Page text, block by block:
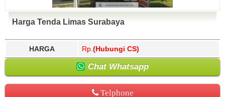
Harga Tenda Limas Surabaya
HARGA Rp. (Hubungi CS)
Chat Whatsapp
Telphone